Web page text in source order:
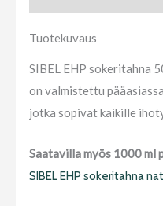
Tuotekuvaus
SIBEL EHP sokeritahna
on valmistettu
jotka sopivat kaikille
Saatavilla myös 1000 ml
SIBEL EHP sokeritahna